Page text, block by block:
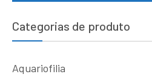
Categorias de produto
Aquariofilia